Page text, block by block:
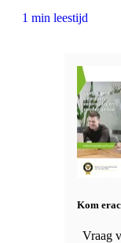
1 min leestijd
Kom
Vraag